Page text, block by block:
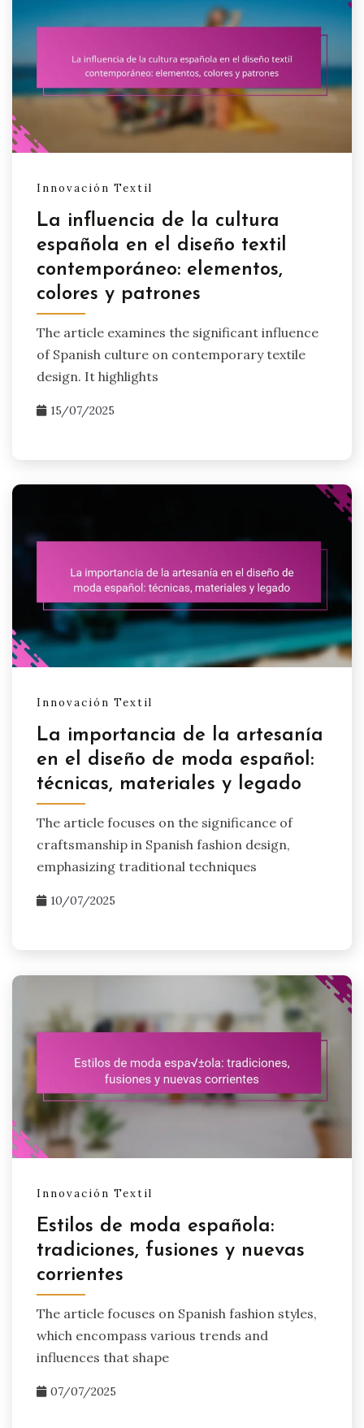
Innovación Textil
La influencia de la cultura
española en el diseño textil
contemporáneo: elementos,
colores y patrones
The article examines the significant influence
of Spanish culture on contemporary textile
design. It highlights
15/07/2025
Innovación Textil
La importancia de la artesanía
en el diseño de moda español:
técnicas, materiales y legado
The article focuses on the significance of
craftsmanship in Spanish fashion design,
emphasizing traditional techniques
10/07/2025
Innovación Textil
Estilos de moda española:
tradiciones, fusiones y nuevas
corrientes
The article focuses on Spanish fashion styles,
which encompass various trends and
influences that shape
07/07/2025